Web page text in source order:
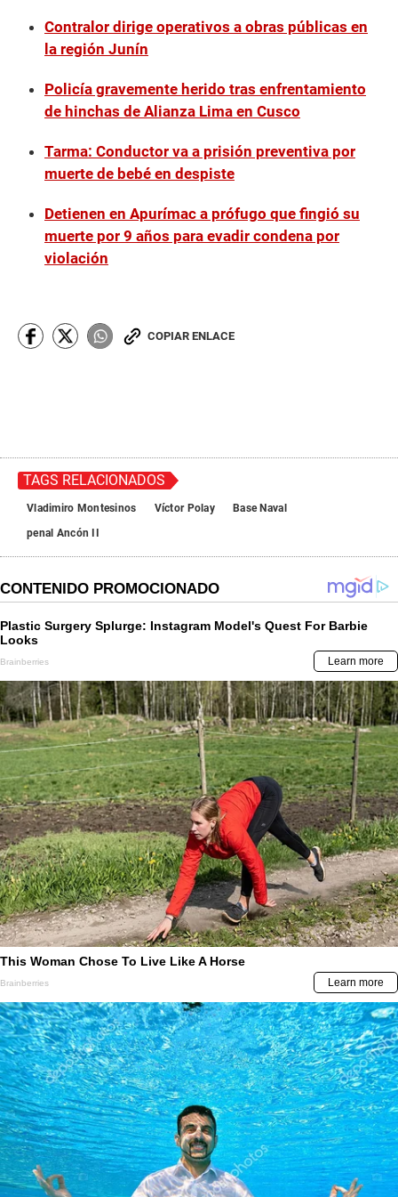
Contralor dirige operativos a obras públicas en
la región Junín
Policía gravemente herido tras enfrentamiento
de hinchas de Alianza Lima en Cusco
Tarma: Conductor va a prisión preventiva por
muerte de bebé en despiste
Detienen en Apurímac a prófugo que fingió su
muerte por 9 años para evadir condena por
violación
COPIAR ENLACE
TAGS RELACIONADOS
Vladimiro Montesinos Víctor Polay
Base Naval
penal Ancón II